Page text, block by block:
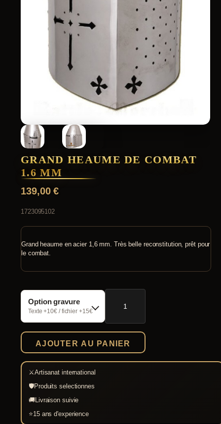
GRAND HEAUME DE COMBAT
1.6 MM
139,00€
1723095102
Grand heaume en acier 1,6 mm. Très belle reconstitution, prêt pour
le combat.
Option gravure
Texte +10€ / fichier +15€
quantité
Heaume
1.6
mm
AJOUTER AU PANIER
⚔Artisanat international
🛡Produits selectionnes
🚚Livraison suivie
⭐15 ans d'experience